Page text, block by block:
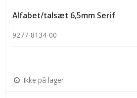
Alfabet/talsæt 6,5mm Serif
.
9277-8134-00
.
Ikke på lager